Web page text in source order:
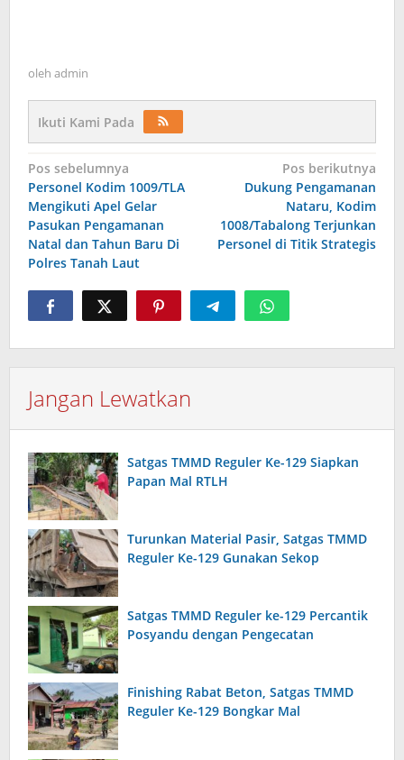
oleh admin
Ikuti Kami Pada
Navigasi
pos
Pos sebelumnya
Personel Kodim 1009/TLA
Mengikuti Apel Gelar
Pasukan Pengamanan
Natal dan Tahun Baru Di
Polres Tanah Laut
Pos berikutnya
Dukung Pengamanan
Nataru, Kodim
1008/Tabalong Terjunkan
Personel di Titik Strategis
Jangan Lewatkan
Satgas TMMD Reguler Ke-129 Siapkan
Papan Mal RTLH
Turunkan Material Pasir, Satgas TMMD
Reguler Ke-129 Gunakan Sekop
Satgas TMMD Reguler ke-129 Percantik
Posyandu dengan Pengecatan
Finishing Rabat Beton, Satgas TMMD
Reguler Ke-129 Bongkar Mal